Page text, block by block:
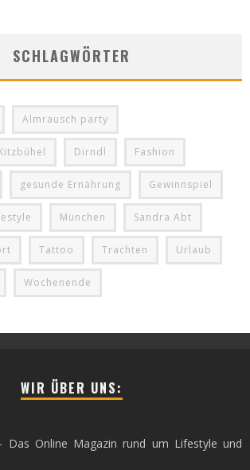
SCHLAGWÖRTER
Almrausch party
Dirndl Fashion
gesunde Ernährung Gewinnspiel
München Sandra Abt
Tattoo Trachten Urlaub
Wochenende
WIR ÜBER UNS:
Das Online Magazin rund um Lifestyle und